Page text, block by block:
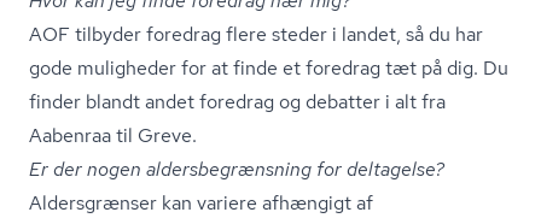
AOF tilbyder foredrag flere steder i landet, så du har
gode muligheder for at finde et foredrag tæt på dig. Du
finder blandt andet foredrag og debatter i alt fra
Aabenraa til Greve.
Er der nogen al­ders­be­græns­ning for deltagelse?
Aldersgrænser kan variere afhængigt af